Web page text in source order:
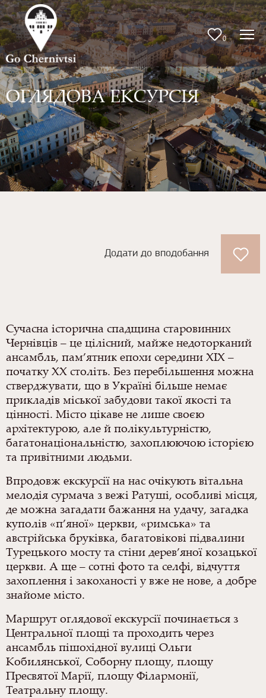
0
ОГЛЯДОВА ЕКСУРСІЯ
Додати до вподобання
Сучасна історична спадщина старовинних
Чернівців – це цілісний, майже недоторканий
ансамбль, пам’ятник епохи середини ХІХ –
початку ХХ століть. Без перебільшення можна
стверджувати, що в Україні більше немає
прикладів міської забудови такої якості та
цінності. Місто цікаве не лише своєю
архітектурою, але й полікультурністю,
багатонаціональністю, захоплюючою історією
та привітними людьми.
Впродовж екскурсії на нас очікують вітальна
мелодія сурмача з вежі Ратуші, особливі місця,
де можна загадати бажання на удачу, загадка
куполів «п’яної» церкви, «римська» та
австрійська бруківка, багатовікові підвалини
Турецького мосту та стіни дерев’яної козацької
церкви. А ще– сотні фото та селфі, відчуття
захоплення і закоханості у вже не нове, а добре
знайоме місто.
Маршрут оглядової екскурсії починається з
Центральної площі та проходить через
ансамбль пішохідної вулиці Ольги
Кобилянської, Соборну площу, площу
Пресвятої Марії, площу Філармонії,
Театральну площу.